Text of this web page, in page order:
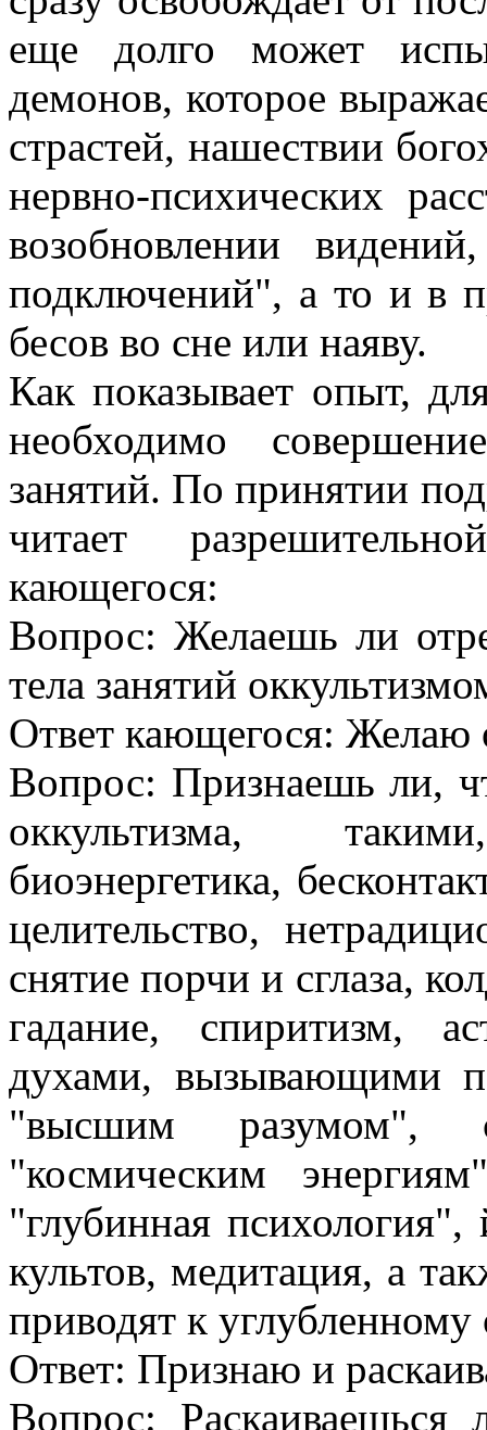
еще долго может
демонов, которое
страстей, нашествии
нервно-психических
возобновлении
подключений", а то и в
бесов во сне или наяву.
Как показывает опыт,
необходимо
занятий. По принятии
читает
кающегося:
Вопрос: Желаешь ли
тела занятий
Ответ кающегося: Желаю
Вопрос: Признаешь ли,
оккультизма,
биоэнергетика,
целительство,
снятие порчи и сглаза,
гадание, спиритизм,
духами, вызывающими
"высшим
"космическим
"глубинная
культов, медитация, а
приводят к
Ответ: Признаю и
Вопрос: Раскаиваешься